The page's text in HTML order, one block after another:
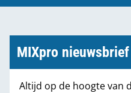
Marktcijfers
MIXpro nieuwsbrief
Altijd op de hoogte van